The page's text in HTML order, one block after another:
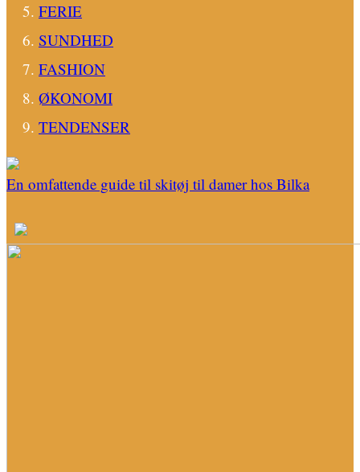
FERIE
SUNDHED
FASHION
ØKONOMI
TENDENSER
En omfattende guide til skitøj til damer hos Bilka